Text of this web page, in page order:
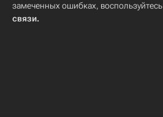
замеченных ошибках, воспользуйтесь
связи.